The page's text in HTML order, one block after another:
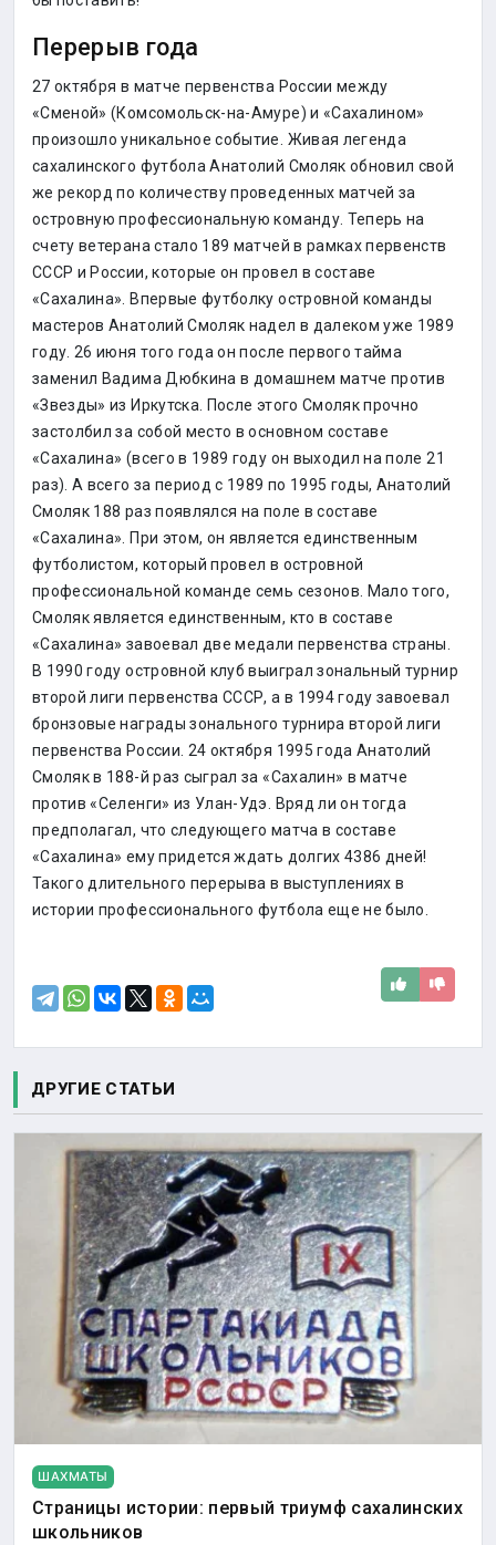
Перерыв года
27 октября в матче первенства России между
«Сменой» (Комсомольск-на-Амуре) и «Сахалином»
произошло уникальное событие. Живая легенда
сахалинского футбола Анатолий Смоляк обновил свой
же рекорд по количеству проведенных матчей за
островную профессиональную команду. Теперь на
счету ветерана стало 189 матчей в рамках первенств
СССР и России, которые он провел в составе
«Сахалина». Впервые футболку островной команды
мастеров Анатолий Смоляк надел в далеком уже 1989
году. 26 июня того года он после первого тайма
заменил Вадима Дюбкина в домашнем матче против
«Звезды» из Иркутска. После этого Смоляк прочно
застолбил за собой место в основном составе
«Сахалина» (всего в 1989 году он выходил на поле 21
раз). А всего за период с 1989 по 1995 годы, Анатолий
Смоляк 188 раз появлялся на поле в составе
«Сахалина». При этом, он является единственным
футболистом, который провел в островной
профессиональной команде семь сезонов. Мало того,
Смоляк является единственным, кто в составе
«Сахалина» завоевал две медали первенства страны.
В 1990 году островной клуб выиграл зональный турнир
второй лиги первенства СССР, а в 1994 году завоевал
бронзовые награды зонального турнира второй лиги
первенства России. 24 октября 1995 года Анатолий
Смоляк в 188-й раз сыграл за «Сахалин» в матче
против «Селенги» из Улан-Удэ. Вряд ли он тогда
предполагал, что следующего матча в составе
«Сахалина» ему придется ждать долгих 4386 дней!
Такого длительного перерыва в выступлениях в
истории профессионального футбола еще не было.
ДРУГИЕ СТАТЬИ
ШАХМАТЫ
Страницы истории: первый триумф сахалинских
школьников